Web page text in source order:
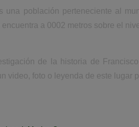
una población perteneciente al
encuentra a 0002 metros sobre el
de la historia de
video, foto o leyenda de este lugar